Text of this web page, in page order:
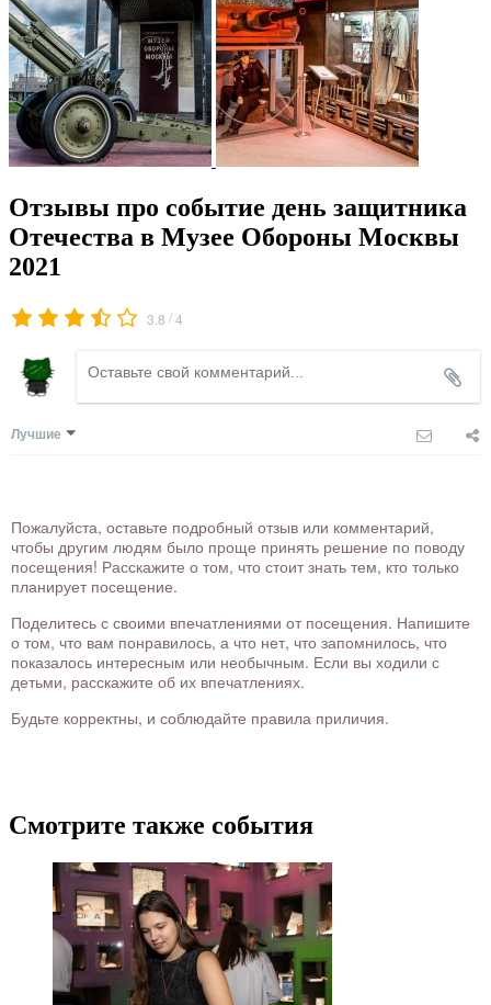
Отзывы про событие день защитника
Отечества в Музее Обороны Москвы
2021
3.8 /4
Лучшие
Пожалуйста, оставьте подробный отзыв или комментарий,
чтобы другим людям было проще принять решение по поводу
посещения! Расскажите о том, что стоит знать тем, кто только
планирует посещение.
Поделитесь с своими впечатлениями от посещения. Напишите
о том, что вам понравилось, а что нет, что запомнилось, что
показалось интересным или необычным. Если вы ходили с
детьми, расскажите об их впечатлениях.
Будьте корректны, и соблюдайте правила приличия.
Смотрите также события